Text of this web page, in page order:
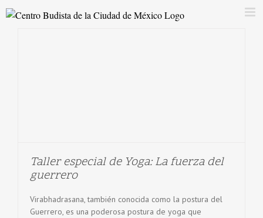
Saltar
Taller especial de Yoga: La fuerza del
guerrero
Virabhadrasana, también conocida como la postura del
Guerrero, es una poderosa postura de yoga que